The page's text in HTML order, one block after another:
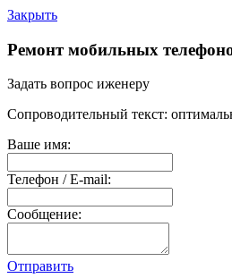
Закрыть
Ремонт мобильных
Задать вопрос иженеру
Сопроводительный текст:
Ваше имя:
Телефон / E-mail:
Сообщение:
Отправить